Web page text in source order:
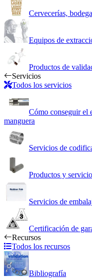
Cervecerías,
Equipos de
Productos de
Servicios
Todos los servicios
Cómo conseguir el
manguera
Servicios de
Productos y
Servicios de
Certificación de
Recursos
Todos los recursos
Bibliografía